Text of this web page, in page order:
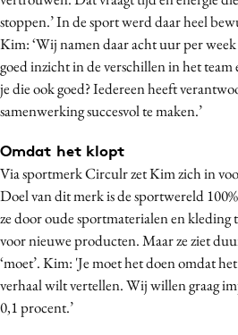
stoppen.’ In de sport werd daar heel
Kim: ‘Wij namen daar acht uur per
goed inzicht in de verschillen in het
je die ook goed? Iedereen heeft
samenwerking succesvol te maken.’
Omdat het klopt
Via sportmerk Circulr zet Kim zich in
Doel van dit merk is de sportwereld
ze door oude sportmaterialen en kleding
voor nieuwe producten. Maar ze ziet
‘moet’. Kim: 'Je moet het doen omdat
verhaal wilt vertellen. Wij willen graag
0,1 procent.’